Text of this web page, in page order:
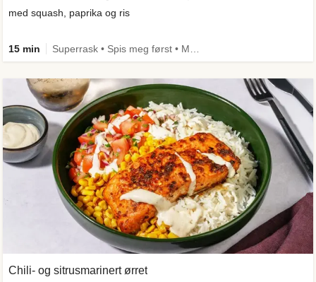
med squash, paprika og ris
15 min
Chili- og sitrusmarinert ørret